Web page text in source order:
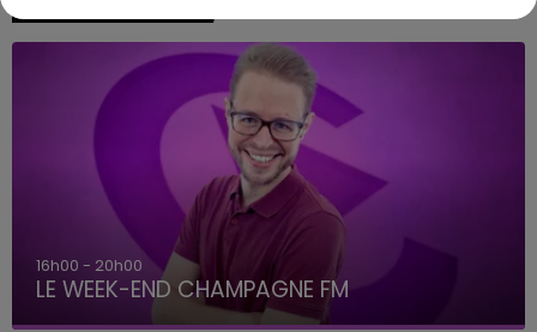
7h00 - 12h00
LE WEEK-END CHAMPAGNE FM